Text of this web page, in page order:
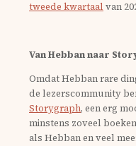
tweede kwartaal van
Van Hebban naar
Omdat Hebban rare
de lezerscommunity
Storygraph, een erg
minstens zoveel
als Hebban en veel